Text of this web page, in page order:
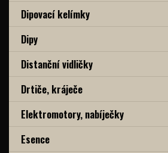
Dipovací kelímky
Dipy
Distanční vidličky
Drtiče, kráječe
Elektromotory, nabíječky
Esence